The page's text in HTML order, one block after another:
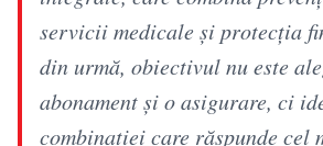
servicii medicale și protecția
din urmă, obiectivul nu este
abonament și o asigurare, ci
combinației care răspunde cel